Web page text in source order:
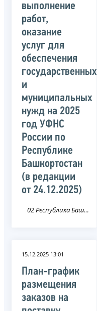
выполнение
работ,
оказание
услуг для
обеспечения
государственных
и
муниципальных
нужд на 2025
год УФНС
России по
Республике
Башкортостан
(в редакции
от 24.12.2025)
02 Республика Башкортостан
15.12.2025 13:01
План-график
размещения
заказов на